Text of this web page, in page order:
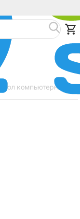
Стол компьютерный
Найти